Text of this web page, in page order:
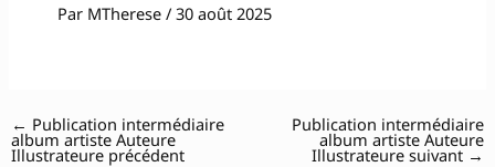
Par MTherese / 30 août 2025
← Publication intermédiaire
album artiste Auteure
Illustrateure précédent
Publication intermédiaire
album artiste Auteure
Illustrateure suivant →